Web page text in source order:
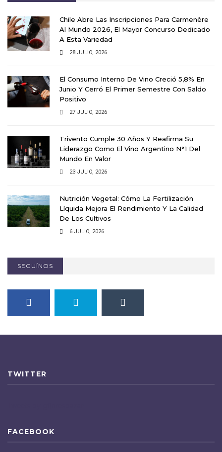
Chile Abre Las Inscripciones Para Carmenère
Al Mundo 2026, El Mayor Concurso Dedicado
A Esta Variedad
28 JULIO, 2026
El Consumo Interno De Vino Creció 5,8% En
Junio Y Cerró El Primer Semestre Con Saldo
Positivo
27 JULIO, 2026
Trivento Cumple 30 Años Y Reafirma Su
Liderazgo Como El Vino Argentino N°1 Del
Mundo En Valor
23 JULIO, 2026
Nutrición Vegetal: Cómo La Fertilización
Líquida Mejora El Rendimiento Y La Calidad
De Los Cultivos
6 JULIO, 2026
SEGUÍNOS
TWITTER
FACEBOOK